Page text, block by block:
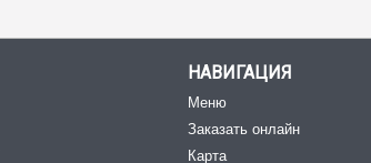
НАВИГАЦИЯ
Меню
Заказать онлайн
Карта